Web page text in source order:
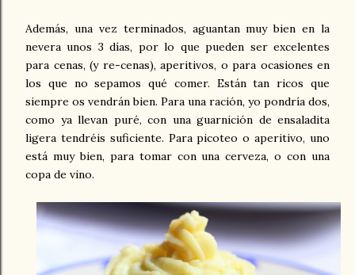
Además, una vez terminados, aguantan muy bien en la
nevera unos 3 días, por lo que pueden ser excelentes
para cenas, (y re-cenas), aperitivos, o para ocasiones en
los que no sepamos qué comer. Están tan ricos que
siempre os vendrán bien. Para una ración, yo pondría dos,
como ya llevan puré, con una guarnición de ensaladita
ligera tendréis suficiente. Para picoteo o aperitivo, uno
está muy bien, para tomar con una cerveza, o con una
copa de vino.